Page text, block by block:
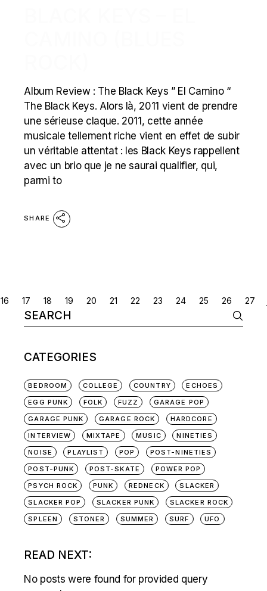
Album Review : The Black Keys ” El Camino “
The Black Keys. Alors là, 2011 vient de prendre
une sérieuse claque. 2011, cette année
musicale tellement riche vient en effet de subir
un véritable attentat : les Black Keys rappellent
avec un brio que je ne saurai qualifier, qui,
parmi to
SHARE
POSTS
NAVIGATION
16 17 18 19 20 21 22 23 24 25 26 27
Search
for:
CATEGORIES
BEDROOM COLLEGE COUNTRY
ECHOES
EGG PUNK
FOLK FUZZ
GARAGE POP
GARAGE PUNK
GARAGE ROCK
HARDCORE
INTERVIEW
MIXTAPE MUSIC
NINETIES
NOISE
PLAYLIST POP
POST-NINETIES
POST-PUNK
POST-SKATE
POWER POP
PSYCH ROCK
PUNK REDNECK
SLACKER
SLACKER POP
SLACKER PUNK
SLACKER ROCK
SPLEEN
STONER SUMMER SURF UFO
READ NEXT:
No posts were found for provided query